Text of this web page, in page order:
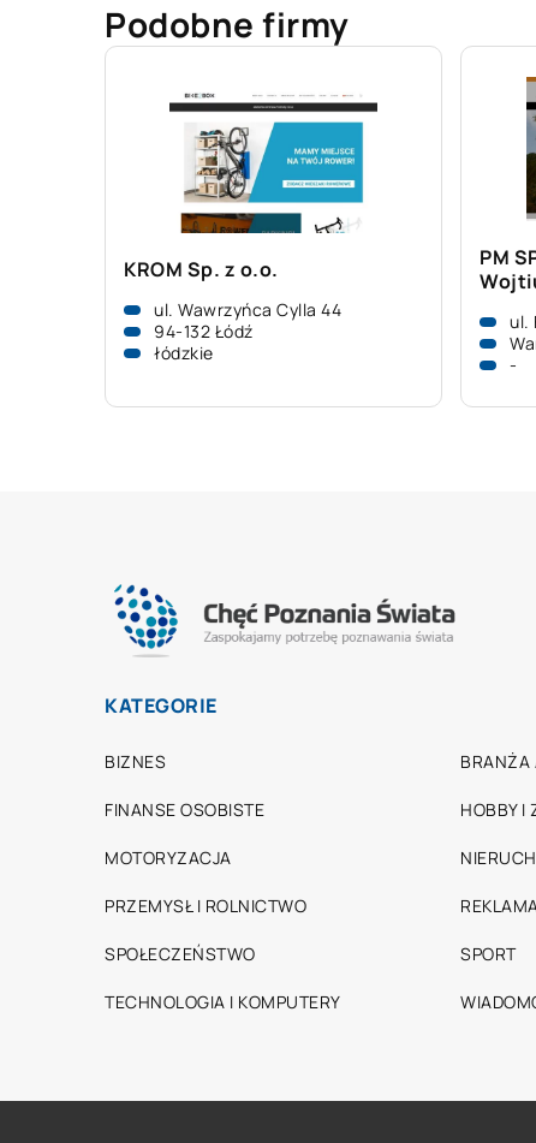
Podobne firmy
KROM Sp. z o.o.
ul. Wawrzyńca Cylla 44
94-132 Łódź
łódzkie
PM
ul.
-
KATEGORIE
BIZNES BRANŻA
FINANSE OSOBISTE HOBBY I
MOTORYZACJA
PRZEMYSŁ I ROLNICTWO
SPOŁECZEŃSTWO SPORT
TECHNOLOGIA I KOMPUTERY